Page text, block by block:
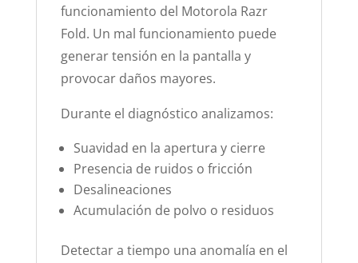
funcionamiento del Motorola Razr
Fold. Un mal funcionamiento puede
generar tensión en la pantalla y
provocar daños mayores.
Durante el diagnóstico analizamos:
Suavidad en la apertura y cierre
Presencia de ruidos o fricción
Desalineaciones
Acumulación de polvo o residuos
Detectar a tiempo una anomalía en el